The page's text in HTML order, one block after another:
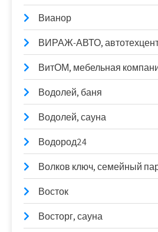
Вианор
ВИРАЖ-АВТО,
ВитОМ, мебельная
Водолей, баня
Водолей, сауна
Водород24
Волков ключ, семейный
Восток
Восторг, сауна